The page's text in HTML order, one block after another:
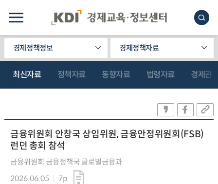
경제정책정보 경제정책자료
최신자료 정책자료 동향자료 법령자료 경제관
금융위원회 안창국 상임위원, 금융안정위원회(FSB)
런던 총회 참석
금융위원회 금융정책국 글로벌금융과
2026.06.05
7p